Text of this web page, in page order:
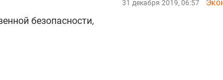
безопасности,
31 декабря 2019, 06:57